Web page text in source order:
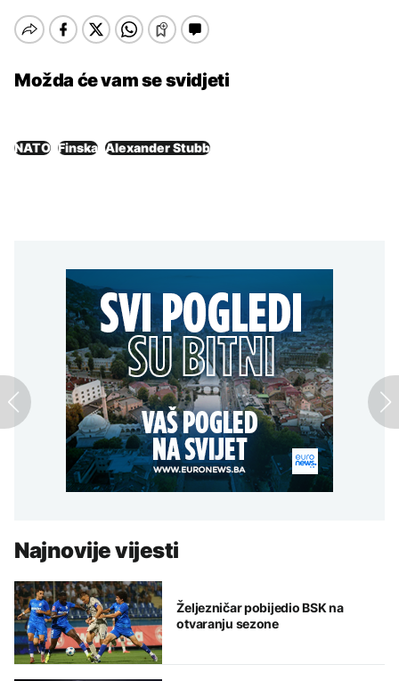
Možda će vam se svidjeti
NATO Finska Alexander Stubb
Najnovije vijesti
Željezničar pobijedio BSK na
otvaranju sezone